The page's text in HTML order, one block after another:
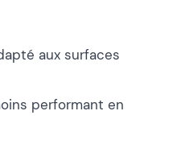
aux surfaces
performant en